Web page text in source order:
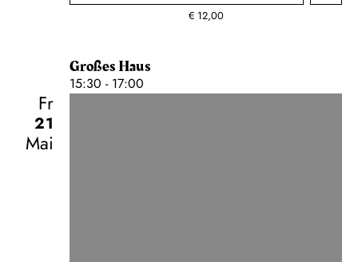
€ 12,00
Großes Haus
15:30 - 17:00
Fr
21
Mai